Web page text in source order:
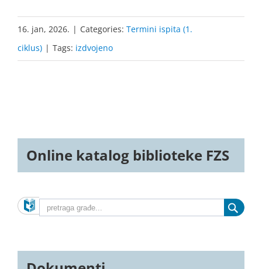
16. jan, 2026. | Categories: Termini ispita (1.
ciklus) | Tags: izdvojeno
Online katalog biblioteke FZS